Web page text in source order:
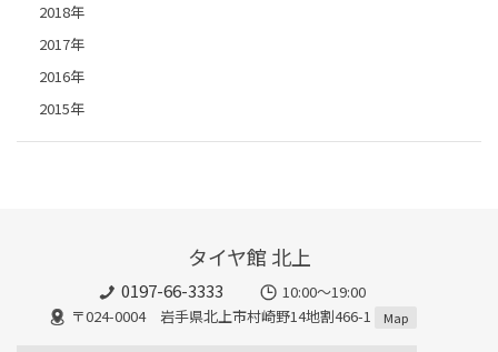
2018年
2017年
2016年
2015年
タイヤ館 北上
0197-66-3333
10:00～19:00
〒024-0004 岩手県北上市村崎野14地割466-1
Map